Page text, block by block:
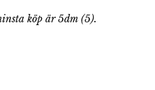
köp är 5dm (5).